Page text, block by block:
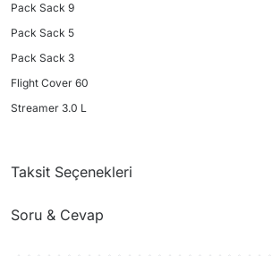
Pack Sack 9
Pack Sack 5
Pack Sack 3
Flight Cover 60
Streamer 3.0 L
Taksit Seçenekleri
Soru & Cevap